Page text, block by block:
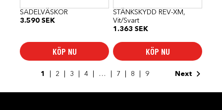
SADELVÄSKOR
3.590 SEK
KÖP NU
STÄNKSKYDD REV-XM,
Vit/Svart
1.363 SEK
KÖP NU
1 2 3 4 … 7 8 9 Next